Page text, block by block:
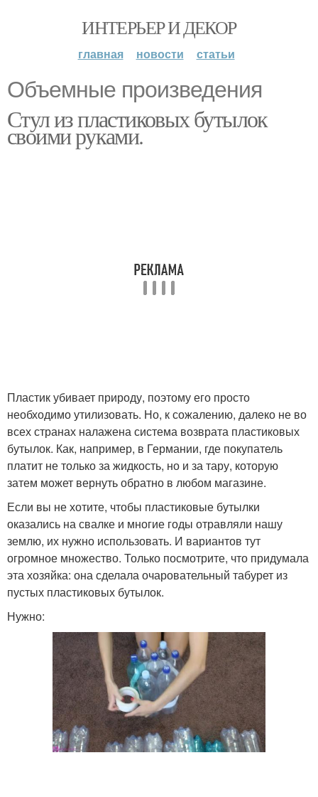
ИНТЕРЬЕР И ДЕКОР
главная новости статьи
Объемные произведения
Стул из пластиковых бутылок
своими руками.
Пластик убивает природу, поэтому его просто
необходимо утилизовать. Но, к сожалению, далеко не во
всех странах налажена система возврата пластиковых
бутылок. Как, например, в Германии, где покупатель
платит не только за жидкость, но и за тару, которую
затем может вернуть обратно в любом магазине.
Если вы не хотите, чтобы пластиковые бутылки
оказались на свалке и многие годы отравляли нашу
землю, их нужно использовать. И вариантов тут
огромное множество. Только посмотрите, что придумала
эта хозяйка: она сделала очаровательный табурет из
пустых пластиковых бутылок.
Нужно: